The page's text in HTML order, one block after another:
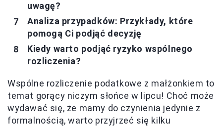
uwagę?
Analiza przypadków: Przykłady, które
pomogą Ci podjąć decyzję
Kiedy warto podjąć ryzyko wspólnego
rozliczenia?
Wspólne rozliczenie podatkowe z małżonkiem to
temat gorący niczym słońce w lipcu! Choć może
wydawać się, że mamy do czynienia jedynie z
formalnością, warto przyjrzeć się kilku